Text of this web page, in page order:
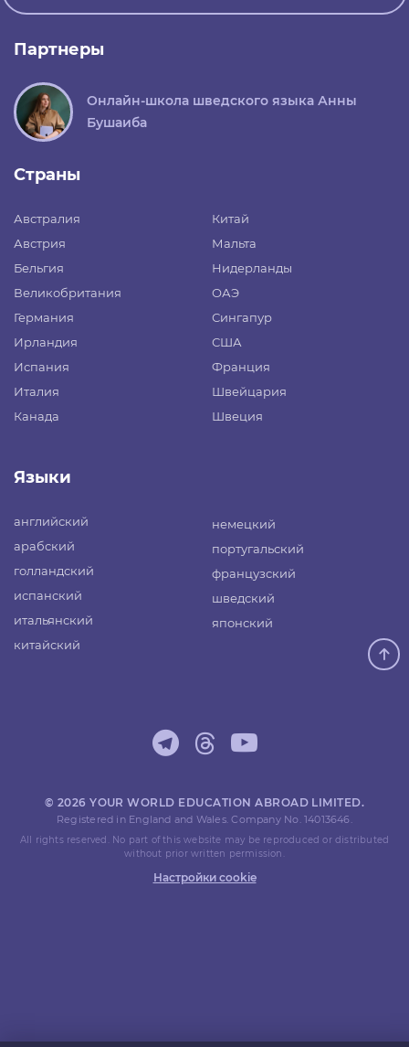
Партнеры
Онлайн-школа шведского языка Анны
Бушаиба
Страны
Австралия
Австрия
Бельгия
Великобритания
Германия
Ирландия
Испания
Италия
Канада
Китай
Мальта
Нидерланды
ОАЭ
Сингапур
США
Франция
Швейцария
Швеция
Языки
английский
арабский
голландский
испанский
итальянский
китайский
немецкий
португальский
французский
шведский
японский
© 2026 YOUR WORLD EDUCATION ABROAD LIMITED.
Registered in England and Wales. Company No. 14013646.
All rights reserved. No part of this website may be reproduced or distributed
without prior written permission.
Настройки cookie